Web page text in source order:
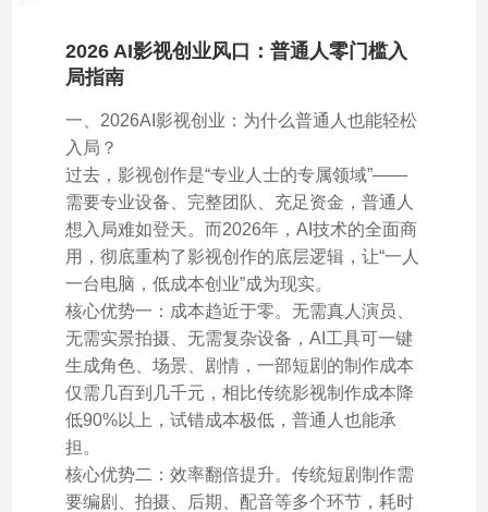
2026 AI影视创业风口：普通人零门槛入
局指南
一、2026AI影视创业：为什么普通人也能轻松
入局？
过去，影视创作是“专业人士的专属领域”——
需要专业设备、完整团队、充足资金，普通人
想入局难如登天。而2026年，AI技术的全面商
用，彻底重构了影视创作的底层逻辑，让“一人
一台电脑，低成本创业”成为现实。
核心优势一：成本趋近于零。无需真人演员、
无需实景拍摄、无需复杂设备，AI工具可一键
生成角色、场景、剧情，一部短剧的制作成本
仅需几百到几千元，相比传统影视制作成本降
低90%以上，试错成本极低，普通人也能承
担。
核心优势二：效率翻倍提升。传统短剧制作需
要编剧、拍摄、后期、配音等多个环节，耗时